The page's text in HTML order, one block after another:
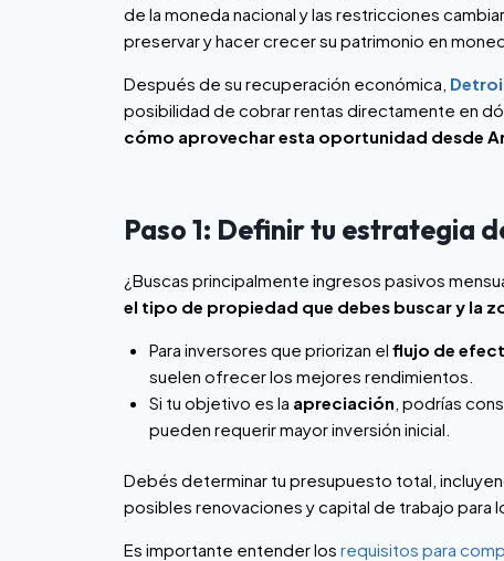
de la moneda nacional y las restricciones
preservar y hacer crecer su patrimonio en
Después de su recuperación económica,
posibilidad de cobrar rentas directamente en
cómo aprovechar esta oportunidad desde
Paso 1: Definir tu estrategia
¿Buscas principalmente ingresos pasivos
el tipo de propiedad que debes buscar y la
Para inversores que priorizan el flujo de
suelen ofrecer los mejores rendimientos.
Si tu objetivo es la apreciación , podrías
pueden requerir mayor inversión inicial.
Debés determinar tu presupuesto total,
posibles renovaciones y capital de trabajo para
Es importante entender los requisitos para